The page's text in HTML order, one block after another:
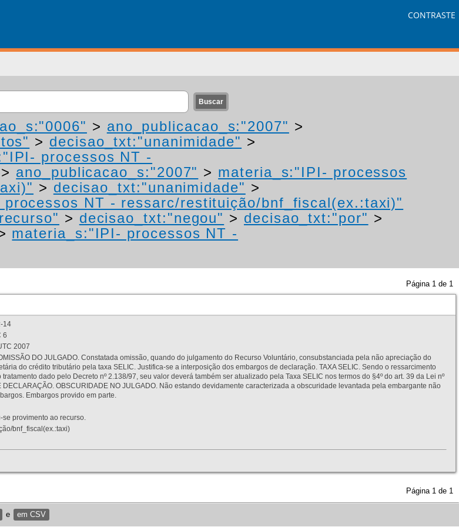
CONTRASTE
> ano_publicacao_s:"2007" >
> decisao_txt:"unanimidade" >
processos NT -
> ano_publicacao_s:"2007" > materia_s:"IPI- processos
> decisao_txt:"unanimidade" >
NT - ressarc/restituição/bnf_fiscal(ex.:taxi)"
> decisao_txt:"negou" > decisao_txt:"por" >
materia_s:"IPI- processos NT -
Página 1 de 1
14
6
2007
DO JULGADO. Constatada omissão, quando do julgamento do Recurso Voluntário, consubstanciada pela não apreciação do
do crédito tributário pela taxa SELIC. Justifica-se a interposição dos embargos de declaração. TAXA SELIC. Sendo o ressarcimento
dado pelo Decreto nº 2.138/97, seu valor deverá também ser atualizado pela Taxa SELIC nos termos do §4º do art. 39 da Lei nº
OBSCURIDADE NO JULGADO. Não estando devidamente caracterizada a obscuridade levantada pela embargante não
Embargos provido em parte.
provimento ao recurso.
bnf_fiscal(ex.:taxi)
Página 1 de 1
e em CSV